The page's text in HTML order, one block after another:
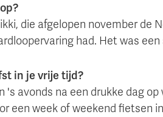
die afgelopen november de
had. Het was
in je vrije tijd?
's avonds na een drukke dag
een week of weekend fietsen